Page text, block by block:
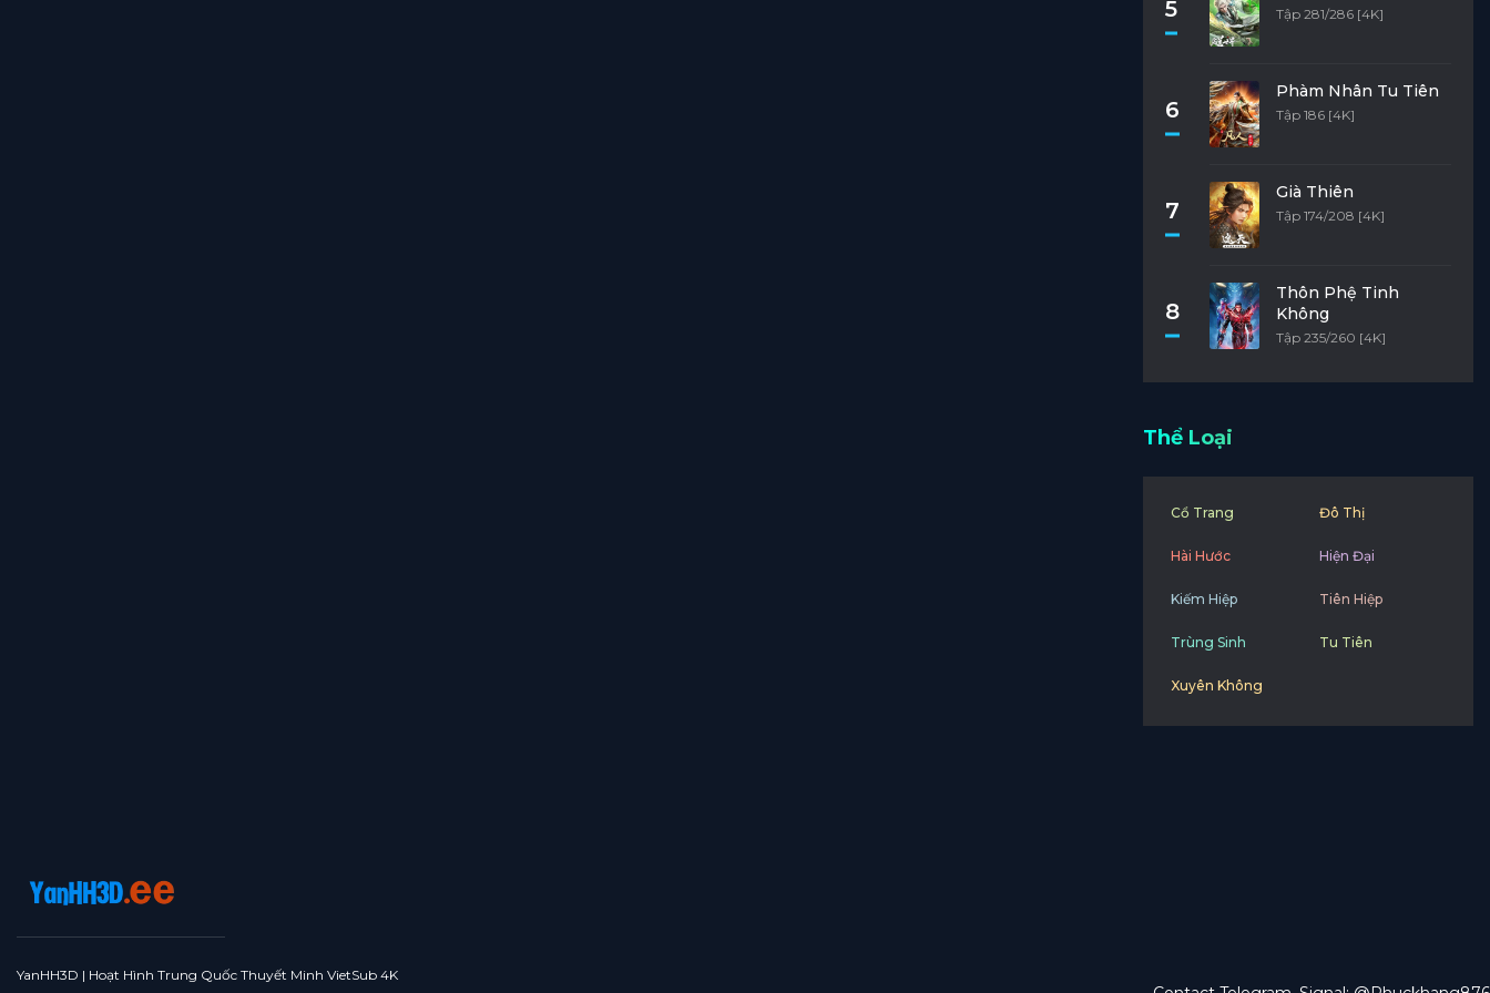
5 Tập 281/286 [4K]
6
Phàm Nhân Tu Tiên
Tập 186 [4K]
7
Già Thiên
Tập 174/208 [4K]
8
Thôn Phệ Tinh
Không
Tập 235/260 [4K]
Thể Loại
Cổ Trang Đô Thị
Hài Hước Hiện Đại
Kiếm Hiệp Tiên Hiệp
Trùng Sinh Tu Tiên
Xuyên Không
YanHH3D | Hoạt Hình Trung Quốc Thuyết Minh VietSub 4K